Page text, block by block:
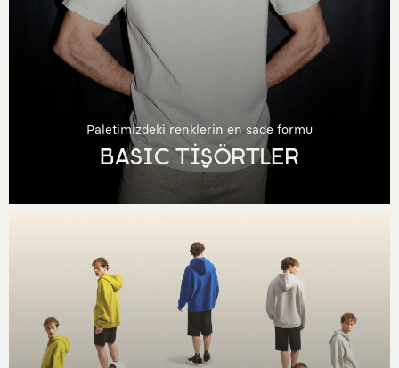
Paletimizdeki renklerin en sade formu
BASIC TİŞÖRTLER